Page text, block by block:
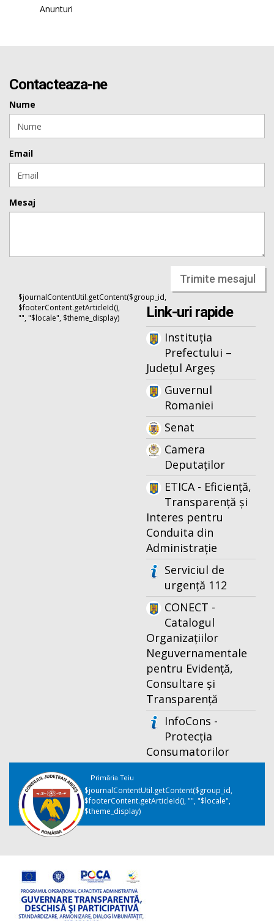
Anunturi
Contacteaza-ne
Nume
Email
Mesaj
Trimite mesajul
$journalContentUtil.getContent($group_id,
$footerContent.getArticleId(),
"", "$locale", $theme_display)
Link-uri rapide
Instituția
Prefectului –
Județul Argeș
Guvernul
Romaniei
Senat
Camera
Deputaților
ETICA - Eficiență,
Transparență și
Interes pentru
Conduita din
Administrație
Serviciul de
urgență 112
CONECT -
Catalogul
Organizațiilor
Neguvernamentale
pentru Evidență,
Consultare și
Transparență
InfoCons -
Protecția
Consumatorilor
Primăria Teiu
$journalContentUtil.getContent($group_id,
$footerContent.getArticleId(), "", "$locale",
$theme_display)